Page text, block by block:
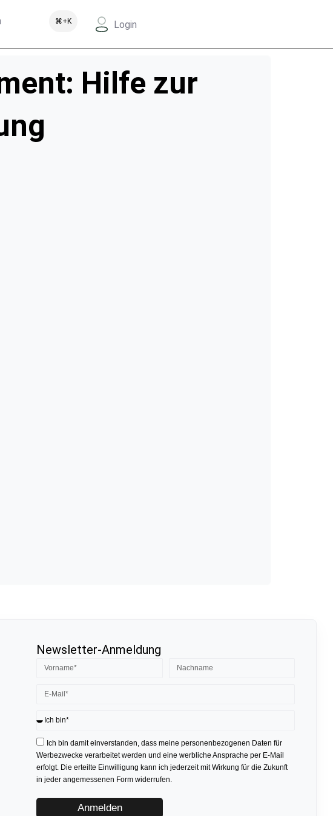
⌘+K Login
Hilfe zur
Newsletter-Anmeldung
Ich bin damit einverstanden, dass meine personenbezogenen Daten für
Werbezwecke verarbeitet werden und eine werbliche Ansprache per E-Mail
erfolgt. Die erteilte Einwilligung kann ich jederzeit mit Wirkung für die Zukunft
in jeder angemessenen Form widerrufen.
Anmelden